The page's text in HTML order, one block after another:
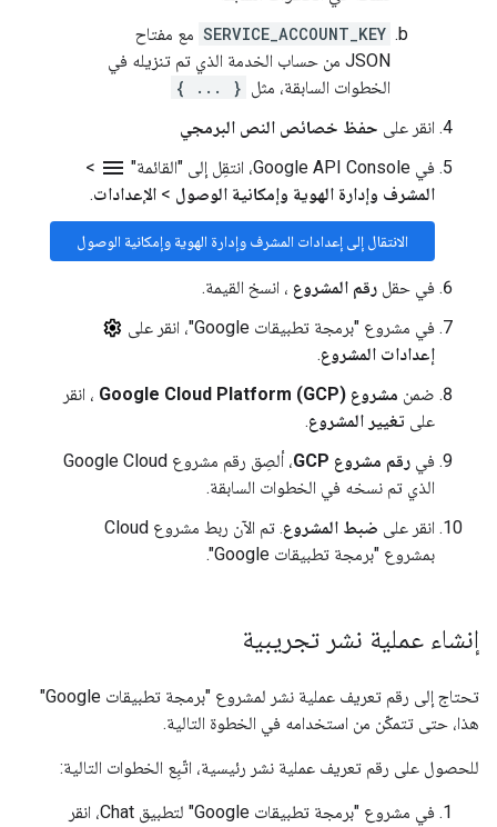
SERVICE_ACCOUNT_KEY مع مفتاح
JSON من حساب الخدمة الذي تم تنزيله في
الخطوات السابقة، مثل { ... }
انقر على حفظ خصائص النص البرمجي
في Google API Console، انتقِل إلى "القائمة"
menu
>
المشرف وإدارة الهوية وإمكانية الوصول > الإعدادات.
الانتقال إلى إعدادات المشرف وإدارة الهوية وإمكانية الوصول
في حقل رقم المشروع ، انسخ القيمة.
في مشروع "برمجة تطبيقات Google"، انقر على
إعدادات المشروع.
ضمن مشروع Google Cloud Platform (GCP)
، انقر
على تغيير المشروع.
في رقم مشروع GCP
، ألصِق رقم مشروع Google Cloud
الذي تم نسخه في الخطوات السابقة.
انقر على ضبط المشروع
. تم الآن ربط مشروع Cloud
بمشروع "برمجة تطبيقات Google".
إنشاء عملية نشر تجريبية
تحتاج إلى رقم تعريف عملية نشر لمشروع "برمجة تطبيقات Google"
هذا، حتى تتمكّن من استخدامه في الخطوة التالية.
للحصول على رقم تعريف عملية نشر رئيسية، اتّبِع الخطوات التالية:
في مشروع "برمجة تطبيقات Google" لتطبيق Chat، انقر